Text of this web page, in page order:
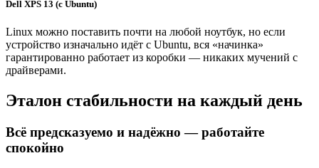
Dell XPS 13 (с Ubuntu)
Linux можно поставить почти на любой ноутбук, но если
устройство изначально идёт с Ubuntu, вся «начинка»
гарантированно работает из коробки — никаких мучений с
драйверами.
Эталон стабильности на каждый день
Всё предсказуемо и надёжно — работайте
спокойно